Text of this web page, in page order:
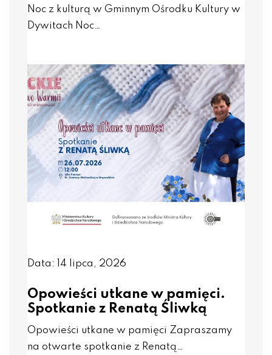
Noc z kulturą w Gminnym Ośrodku Kultury w
Dywitach Noc…
Data: 14 lipca, 2026
Opowieści utkane w pamięci.
Spotkanie z Renatą Śliwką
Opowieści utkane w pamięci Zapraszamy
na otwarte spotkanie z Renatą…